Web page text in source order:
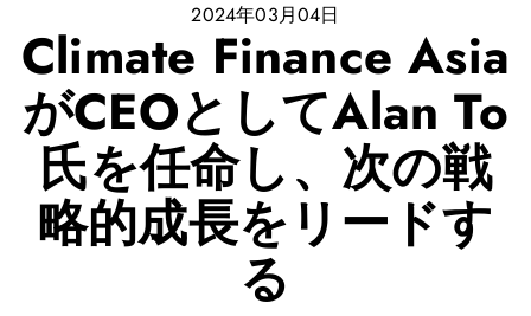
2024年03月04日
Climate Finance Asia
がCEOとしてAlan To
氏を任命し、次の戦
略的成長をリードす
る